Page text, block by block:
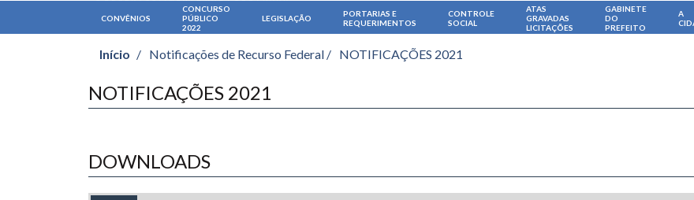
CONVÊNIOS
CONCURSO
PÚBLICO
2022
LEGISLAÇÃO
PORTARIAS E
REQUERIMENTOS
CONTROLE
SOCIAL
ATAS
GRAVADAS
LICITAÇÕES
GABINETE
DO
PREFEITO
A
Início / Notificações de Recurso Federal / NOTIFICAÇÕES 2021
NOTIFICAÇÕES 2021
DOWNLOADS